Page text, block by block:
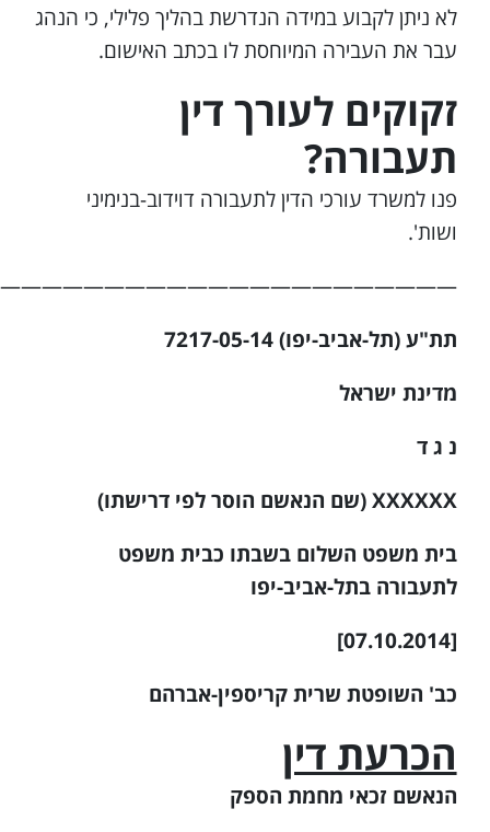
לא ניתן לקבוע במידה הנדרשת בהליך פלילי, כי הנהג
עבר את העבירה המיוחסת לו בכתב האישום.
זקוקים לעורך דין
תעבורה?
פנו למשרד עורכי הדין לתעבורה דוידוב-בנימיני
ושות'.
תת"ע (תל-אביב-יפו) 7217-05-14
מדינת ישראל
נ ג ד
XXXXXX (שם הנאשם הוסר לפי דרישתו)
בית משפט השלום בשבתו כבית משפט
לתעבורה בתל-אביב-יפו
[07.10.2014]
כב' השופטת שרית קריספין-אברהם
הכרעת דין
הנאשם זכאי מחמת הספק